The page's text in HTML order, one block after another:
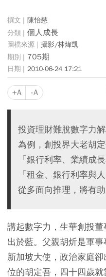
陳怡慈
個人成長
攝影/林煒凱
705期
2010-06-24 17:21
+A -A
投資理財難脫數字力
為例，創投界大老胡
「銀行利率、業績成
「租金、銀行利率與
從多面向推理，將有助
講起數字力，生華創投
出於藍。父親胡炘是軍
新加坡大使，政治家庭
位的胡定吾，四十四歲